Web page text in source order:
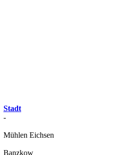
Stadt
-
Mühlen Eichsen
Banzkow